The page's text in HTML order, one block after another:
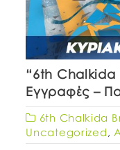
“6th Chalkida
Εγγραφές –
6th Chalkida
Uncategorized ,